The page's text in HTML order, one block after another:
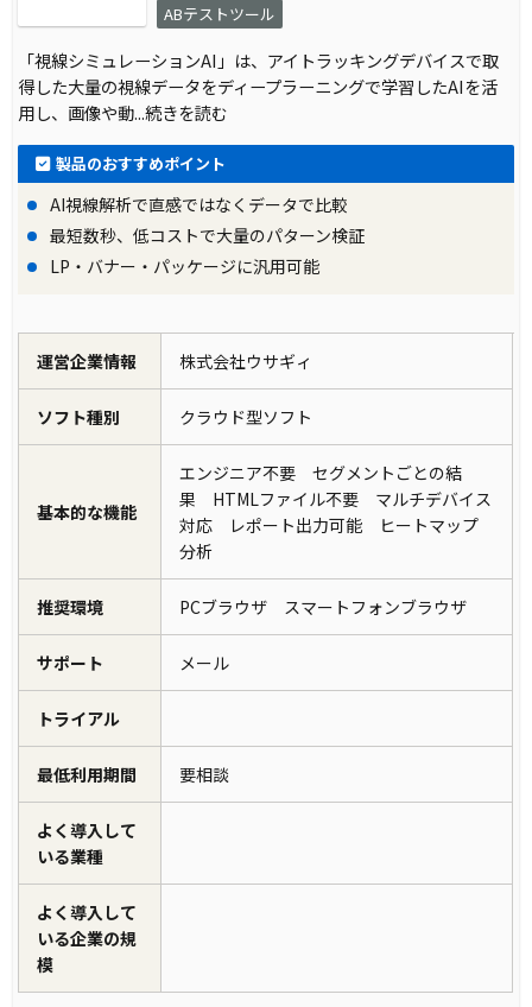
ABテストツール
「視線シミュレーションAI」は、アイトラッキングデバイスで取
得した大量の視線データをディープラーニングで学習したAIを活
用し、画像や動...続きを読む
製品のおすすめポイント
AI視線解析で直感ではなくデータで比較
最短数秒、低コストで大量のパターン検証
LP・バナー・パッケージに汎用可能
運営企業情報 株式会社ウサギィ
ソフト種別 クラウド型ソフト
基本的な機能
エンジニア不要 セグメントごとの結
果 HTMLファイル不要 マルチデバイス
対応 レポート出力可能 ヒートマップ
分析
推奨環境 PCブラウザ スマートフォンブラウザ
サポート メール
トライアル
最低利用期間 要相談
よく導入して
いる業種
よく導入して
いる企業の規
模